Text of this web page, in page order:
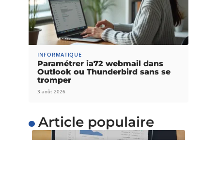
INFORMATIQUE
Paramétrer ia72 webmail dans
Outlook ou Thunderbird sans se
tromper
3 août 2026
Article populaire